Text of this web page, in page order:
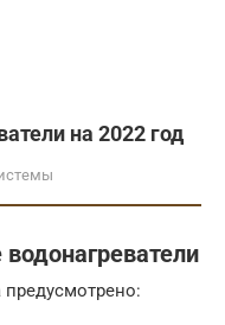
на 2022 год
предусмотрено: